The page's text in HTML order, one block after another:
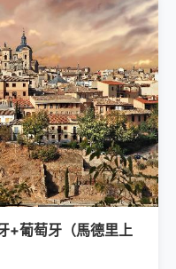
+葡萄牙（馬德里上